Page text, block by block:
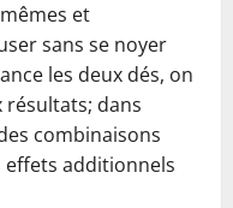
et
sans se noyer
les deux dés, on
résultats; dans
combinaisons
effets additionnels